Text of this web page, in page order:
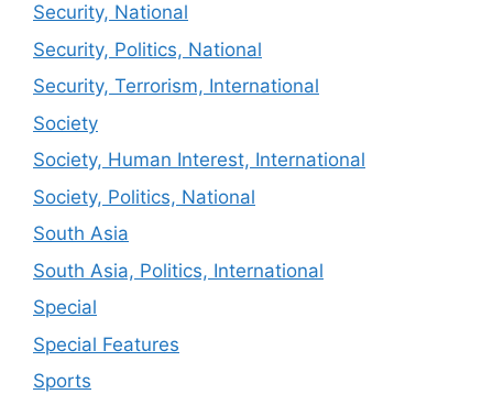
Security, National
Security, Politics, National
Security, Terrorism, International
Society
Society, Human Interest, International
Society, Politics, National
South Asia
South Asia, Politics, International
Special
Special Features
Sports